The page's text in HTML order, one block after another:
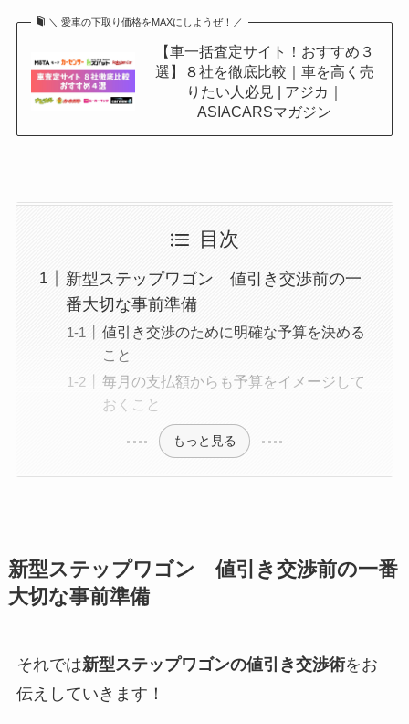
＼ 愛車の下取り価格をMAXにしようぜ！／
【車一括査定サイト！おすすめ３
選】８社を徹底比較｜車を高く売
りたい人必見 | アジカ｜
ASIACARSマガジン
目次
新型ステップワゴン 値引き交渉前の一
番大切な事前準備
値引き交渉のために明確な予算を決める
こと
毎月の支払額からも予算をイメージして
おくこと
もっと見る
新型ステップワゴン 値引き交渉前の一番
大切な事前準備
それでは新型ステップワゴンの値引き交渉術をお
伝えしていきます！